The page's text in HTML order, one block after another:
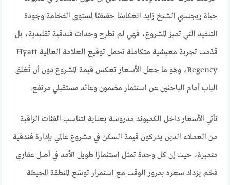
حياة ريجنسي الشيخ زايد انعكاسًا حقيقيًا لمستوى الفخامة وجودة
التنفيذ التي تميز المشروع، فهي لم تطرح وحدات فندقية تقليدية، بل
قدّمت تجربة معيشية متكاملة تحمل توقيع العلامة العالمية Hyatt
Regency، وهو ما جعل الأسعار تعكس قيمة المشروع دون أن تُغلق
الباب أمام الباحثين عن استثمار مضمون وعائد مستقبلي مرتفع.
تأتي الأسعار داخل الكمبوند مدروسة بعناية لتناسب الفئات الراقية
من العملاء الذين يدركون قيمة السكن في مشروع عالمي بإدارة فندقية
متميزة، حيث إن كل وحدة تمثل استثمارًا طويل الأمد في أصل عقاري
فخم يزداد سعره بمرور الوقت مع استمرار توسّع المنطقة المحيطة